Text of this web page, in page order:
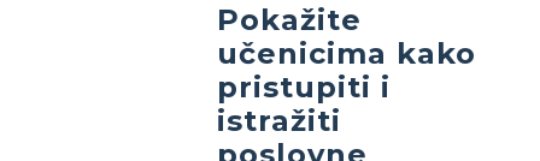
Pokažite
učenicima kako
pristupiti i
istražiti
poslovne